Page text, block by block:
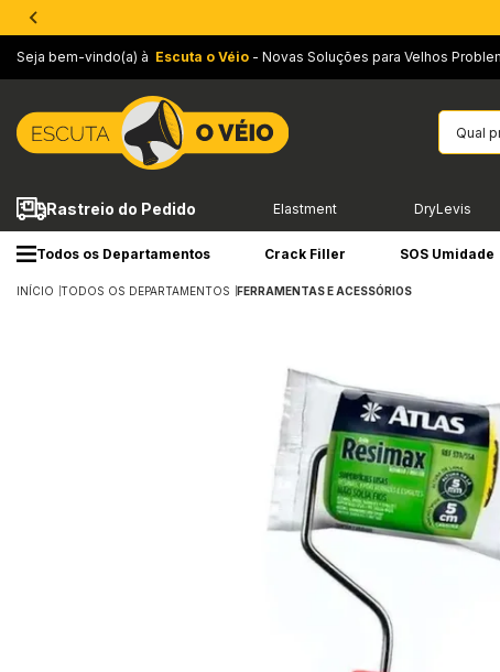
Seja bem-vindo(a) à Escuta o Véio - Novas Soluções para Velhos
Rastreio do Pedido Elastment DryLevis
Todos os Departamentos Crack Filler SOS Umidade
INÍCIO TODOS OS DEPARTAMENTOS FERRAMENTAS E ACESSÓRIOS